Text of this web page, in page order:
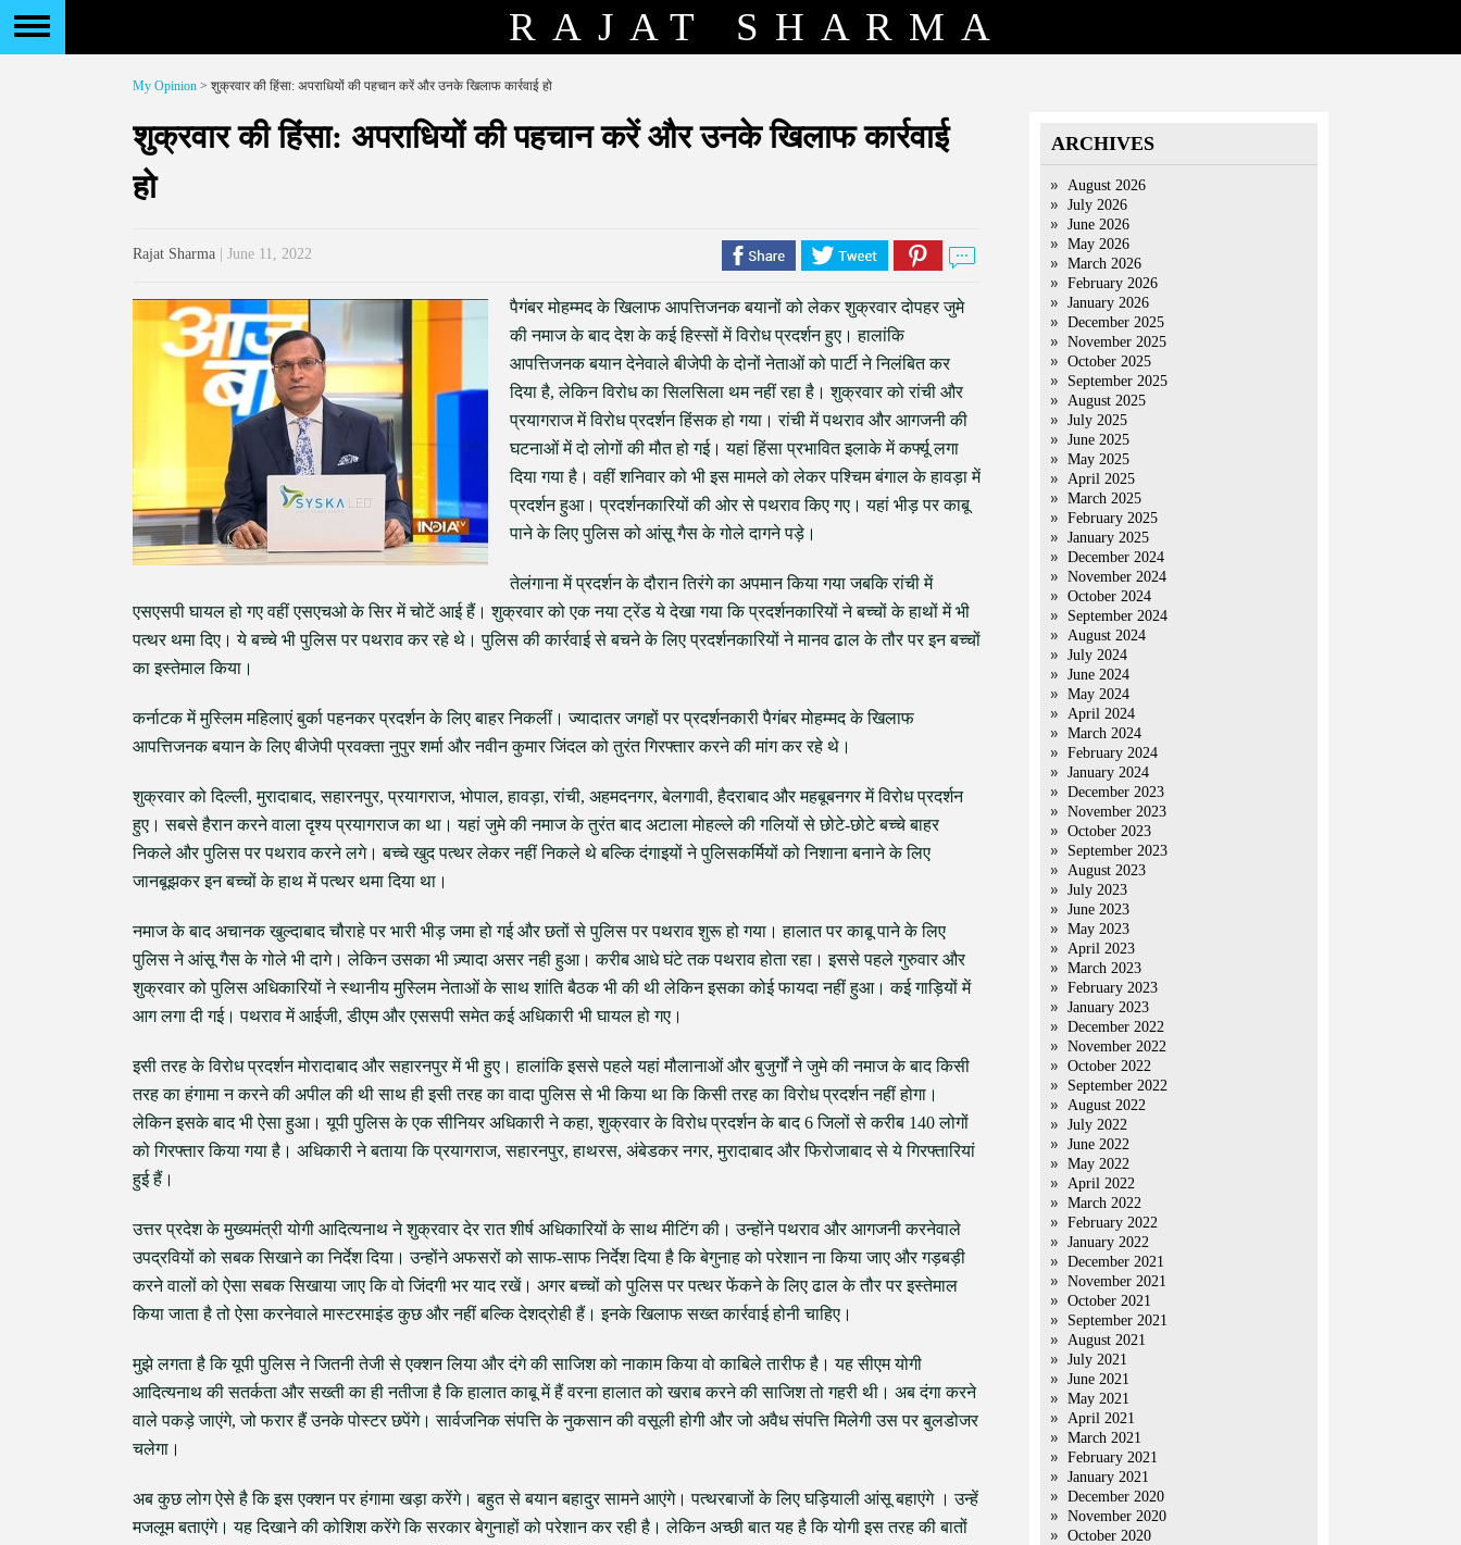
RAJAT SHARMA
My Opinion > शुक्रवार की हिंसा: अपराधियों की पहचान करें और उनके खिलाफ कार्रवाई हो
शुक्रवार की हिंसा: अपराधियों की पहचान करें और उनके खिलाफ कार्रवाई
हो
Rajat Sharma | June 11, 2022
पैगंबर मोहम्मद के खिलाफ आपत्तिजनक बयानों को लेकर शुक्रवार दोपहर जुमे
की नमाज के बाद देश के कई हिस्सों में विरोध प्रदर्शन हुए। हालांकि
आपत्तिजनक बयान देनेवाले बीजेपी के दोनों नेताओं को पार्टी ने निलंबित कर
दिया है, लेकिन विरोध का सिलसिला थम नहीं रहा है। शुक्रवार को रांची और
प्रयागराज में विरोध प्रदर्शन हिंसक हो गया। रांची में पथराव और आगजनी की
घटनाओं में दो लोगों की मौत हो गई। यहां हिंसा प्रभावित इलाके में कर्फ्यू लगा
दिया गया है। वहीं शनिवार को भी इस मामले को लेकर पश्चिम बंगाल के हावड़ा में
प्रदर्शन हुआ। प्रदर्शनकारियों की ओर से पथराव किए गए। यहां भीड़ पर काबू
पाने के लिए पुलिस को आंसू गैस के गोले दागने पड़े।
तेलंगाना में प्रदर्शन के दौरान तिरंगे का अपमान किया गया जबकि रांची में
एसएसपी घायल हो गए वहीं एसएचओ के सिर में चोटें आई हैं। शुक्रवार को एक नया ट्रेंड ये देखा गया कि प्रदर्शनकारियों ने बच्चों के हाथों में भी
पत्थर थमा दिए। ये बच्चे भी पुलिस पर पथराव कर रहे थे। पुलिस की कार्रवाई से बचने के लिए प्रदर्शनकारियों ने मानव ढाल के तौर पर इन बच्चों
का इस्तेमाल किया।
कर्नाटक में मुस्लिम महिलाएं बुर्का पहनकर प्रदर्शन के लिए बाहर निकलीं। ज्यादातर जगहों पर प्रदर्शनकारी पैगंबर मोहम्मद के खिलाफ
आपत्तिजनक बयान के लिए बीजेपी प्रवक्ता नुपुर शर्मा और नवीन कुमार जिंदल को तुरंत गिरफ्तार करने की मांग कर रहे थे।
शुक्रवार को दिल्ली, मुरादाबाद, सहारनपुर, प्रयागराज, भोपाल, हावड़ा, रांची, अहमदनगर, बेलगावी, हैदराबाद और महबूबनगर में विरोध प्रदर्शन
हुए। सबसे हैरान करने वाला दृश्य प्रयागराज का था। यहां जुमे की नमाज के तुरंत बाद अटाला मोहल्ले की गलियों से छोटे-छोटे बच्चे बाहर
निकले और पुलिस पर पथराव करने लगे। बच्चे खुद पत्थर लेकर नहीं निकले थे बल्कि दंगाइयों ने पुलिसकर्मियों को निशाना बनाने के लिए
जानबूझकर इन बच्चों के हाथ में पत्थर थमा दिया था।
नमाज के बाद अचानक खुल्दाबाद चौराहे पर भारी भीड़ जमा हो गई और छतों से पुलिस पर पथराव शुरू हो गया। हालात पर काबू पाने के लिए
पुलिस ने आंसू गैस के गोले भी दागे। लेकिन उसका भी ज़्यादा असर नही हुआ। करीब आधे घंटे तक पथराव होता रहा। इससे पहले गुरुवार और
शुक्रवार को पुलिस अधिकारियों ने स्थानीय मुस्लिम नेताओं के साथ शांति बैठक भी की थी लेकिन इसका कोई फायदा नहीं हुआ। कई गाड़ियों में
आग लगा दी गई। पथराव में आईजी, डीएम और एससपी समेत कई अधिकारी भी घायल हो गए।
इसी तरह के विरोध प्रदर्शन मोरादाबाद और सहारनपुर में भी हुए। हालांकि इससे पहले यहां मौलानाओं और बुजुर्गों ने जुमे की नमाज के बाद किसी
तरह का हंगामा न करने की अपील की थी साथ ही इसी तरह का वादा पुलिस से भी किया था कि किसी तरह का विरोध प्रदर्शन नहीं होगा।
लेकिन इसके बाद भी ऐसा हुआ। यूपी पुलिस के एक सीनियर अधिकारी ने कहा, शुक्रवार के विरोध प्रदर्शन के बाद 6 जिलों से करीब 140 लोगों
को गिरफ्तार किया गया है। अधिकारी ने बताया कि प्रयागराज, सहारनपुर, हाथरस, अंबेडकर नगर, मुरादाबाद और फिरोजाबाद से ये गिरफ्तारियां
हुई हैं।
उत्तर प्रदेश के मुख्यमंत्री योगी आदित्यनाथ ने शुक्रवार देर रात शीर्ष अधिकारियों के साथ मीटिंग की। उन्होंने पथराव और आगजनी करनेवाले
उपद्रवियों को सबक सिखाने का निर्देश दिया। उन्होंने अफसरों को साफ-साफ निर्देश दिया है कि बेगुनाह को परेशान ना किया जाए और गड़बड़ी
करने वालों को ऐसा सबक सिखाया जाए कि वो जिंदगी भर याद रखें। अगर बच्चों को पुलिस पर पत्थर फेंकने के लिए ढाल के तौर पर इस्तेमाल
किया जाता है तो ऐसा करनेवाले मास्टरमाइंड कुछ और नहीं बल्कि देशद्रोही हैं। इनके खिलाफ सख्त कार्रवाई होनी चाहिए।
मुझे लगता है कि यूपी पुलिस ने जितनी तेजी से एक्शन लिया और दंगे की साजिश को नाकाम किया वो काबिले तारीफ है। यह सीएम योगी
आदित्यनाथ की सतर्कता और सख्ती का ही नतीजा है कि हालात काबू में हैं वरना हालात को खराब करने की साजिश तो गहरी थी। अब दंगा करने
वाले पकड़े जाएंगे, जो फरार हैं उनके पोस्टर छपेंगे। सार्वजनिक संपत्ति के नुकसान की वसूली होगी और जो अवैध संपत्ति मिलेगी उस पर बुलडोजर
चलेगा।
अब कुछ लोग ऐसे है कि इस एक्शन पर हंगामा खड़ा करेंगे। बहुत से बयान बहादुर सामने आएंगे। पत्थरबाजों के लिए घड़ियाली आंसू बहाएंगे । उन्हें
मजलूम बताएंगे। यह दिखाने की कोशिश करेंगे कि सरकार बेगुनाहों को परेशान कर रही है। लेकिन अच्छी बात यह है कि योगी इस तरह की बातों
ARCHIVES
August 2026
July 2026
June 2026
May 2026
March 2026
February 2026
January 2026
December 2025
November 2025
October 2025
September 2025
August 2025
July 2025
June 2025
May 2025
April 2025
March 2025
February 2025
January 2025
December 2024
November 2024
October 2024
September 2024
August 2024
July 2024
June 2024
May 2024
April 2024
March 2024
February 2024
January 2024
December 2023
November 2023
October 2023
September 2023
August 2023
July 2023
June 2023
May 2023
April 2023
March 2023
February 2023
January 2023
December 2022
November 2022
October 2022
September 2022
August 2022
July 2022
June 2022
May 2022
April 2022
March 2022
February 2022
January 2022
December 2021
November 2021
October 2021
September 2021
August 2021
July 2021
June 2021
May 2021
April 2021
March 2021
February 2021
January 2021
December 2020
November 2020
October 2020